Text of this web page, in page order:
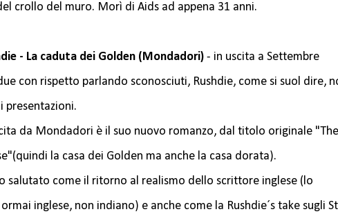
crollo del muro. Morì di Aids ad appena 31 anni.
- La caduta dei Golden (Mondadori) - in uscita a Settembre
con rispetto parlando sconosciuti, Rushdie, come si suol dire,
presentazioni.
da Mondadori è il suo nuovo romanzo, dal titolo originale "The
la casa dei Golden ma anche la casa dorata).
salutato come il ritorno al realismo dello scrittore inglese (lo
inglese, non indiano) e anche come la Rushdie´s take sugli